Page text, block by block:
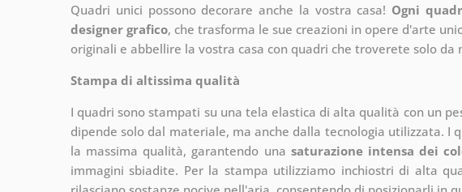
Quadri unici possono decorare anche la vostra casa! Ogni
designer grafico, che trasforma le sue creazioni in opere d'arte
originali e abbellire la vostra casa con quadri che troverete solo da
Stampa di altissima qualità
I quadri sono stampati su una tela elastica di alta qualità con un
dipende solo dal materiale, ma anche dalla tecnologia utilizzata. I
la massima qualità, garantendo una saturazione intensa dei
immagini sbiadite. Per la stampa utilizziamo inchiostri di alta